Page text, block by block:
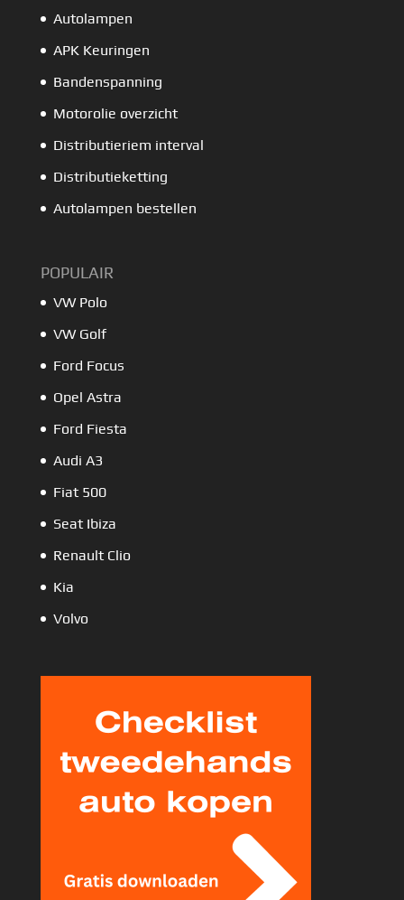
Autolampen
APK Keuringen
Bandenspanning
Motorolie overzicht
Distributieriem interval
Distributieketting
Autolampen bestellen
POPULAIR
VW Polo
VW Golf
Ford Focus
Opel Astra
Ford Fiesta
Audi A3
Fiat 500
Seat Ibiza
Renault Clio
Kia
Volvo